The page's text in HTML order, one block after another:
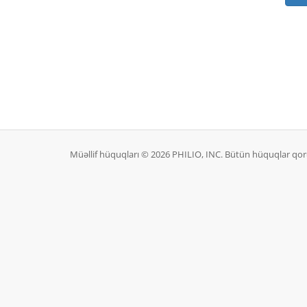
Müəllif hüquqları © 2026 PHILIO, INC. Bütün hüquqlar